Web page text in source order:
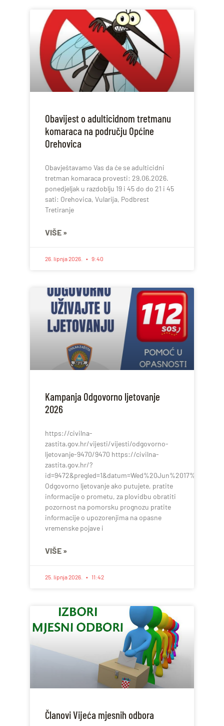
Obavijest o adulticidnom tretmanu
komaraca na području Općine
Orehovica
Obavještavamo Vas da će se adulticidni
tretman komaraca provesti: 29.06.2026.
ponedjeljak u razdoblju 19 i 45 do do 21 i 45
sati: Orehovica, Vularija, Podbrest
Tretiranje
VIŠE »
26. lipnja 2026. 9:40
Kampanja Odgovorno ljetovanje
2026
https://civilna-
zastita.gov.hr/vijesti/vijesti/odgovorno-
ljetovanje-9470/9470 https://civilna-
zastita.gov.hr/?
Odgovorno ljetovanje ako putujete, pratite
informacije o prometu, za plovidbu obratiti
pozornost na pomorsku prognozu pratite
informacije o upozorenjima na opasne
vremenske pojave i
VIŠE »
25. lipnja 2026. 11:42
Članovi Vijeća mjesnih odbora